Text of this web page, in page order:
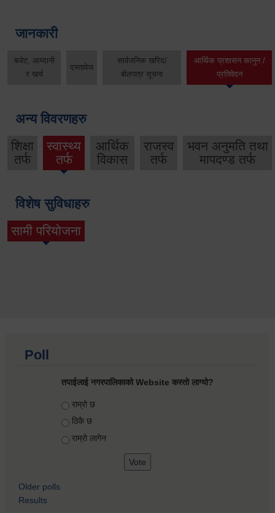
जानकारी
बजेट, आम्दानी
र खर्च
दस्तावेज
सार्वजनिक खरिद/
बोलपत्र सूचना
आर्थिक प्रशासन कानुन /
प्रतिवेदन
अन्य विवरणहरु
शिक्षा
तर्फ
स्वास्थ्य
तर्फ
आर्थिक
विकास
राजस्व
तर्फ
भवन अनुमति तथा
मापदण्ड तर्फ
विशेष सुविधाहरु
सामी परियोजना
(active tab)
Poll
तपाईलाई नगरपालिकाको Website कस्तो लाग्यो?
Choices
राम्रो छ
ठिकै छ
राम्रो लागेन
Older polls
Results